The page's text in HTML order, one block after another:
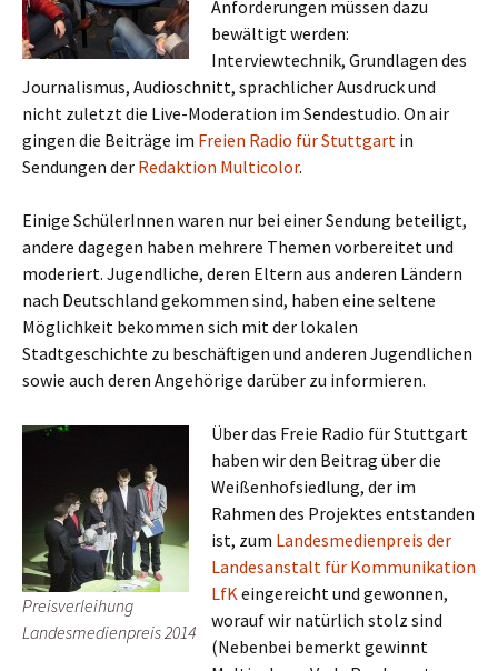
Anforderungen müssen dazu
bewältigt werden:
Interviewtechnik, Grundlagen des
Journalismus, Audioschnitt, sprachlicher Ausdruck und
nicht zuletzt die Live-Moderation im Sendestudio. On air
gingen die Beiträge im Freien Radio für Stuttgart in
Sendungen der Redaktion Multicolor.
Einige SchülerInnen waren nur bei einer Sendung beteiligt,
andere dagegen haben mehrere Themen vorbereitet und
moderiert. Jugendliche, deren Eltern aus anderen Ländern
nach Deutschland gekommen sind, haben eine seltene
Möglichkeit bekommen sich mit der lokalen
Stadtgeschichte zu beschäftigen und anderen Jugendlichen
sowie auch deren Angehörige darüber zu informieren.
Preisverleihung
Landesmedienpreis 2014
Über das Freie Radio für Stuttgart
haben wir den Beitrag über die
Weißenhofsiedlung, der im
Rahmen des Projektes entstanden
ist, zum Landesmedienpreis der
Landesanstalt für Kommunikation
LfKeingereicht und gewonnen,
worauf wir natürlich stolz sind
(Nebenbei bemerkt gewinnt